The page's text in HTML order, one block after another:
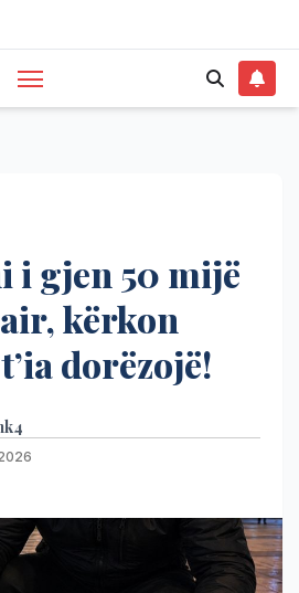
i gjen 50 mijë
kërkon
dorëzojë!